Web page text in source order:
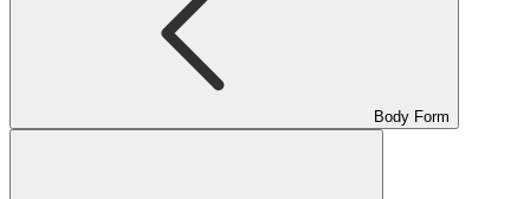
Body Form